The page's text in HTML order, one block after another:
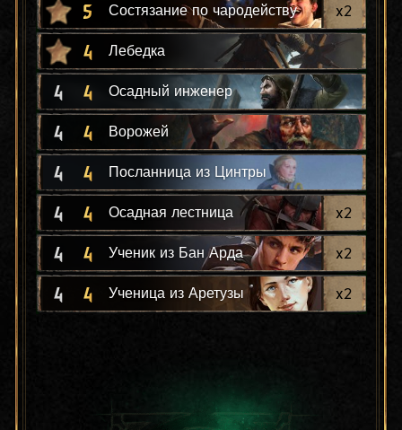
5 Состязание по чародейству x2
4 Лебедка
4 4 Осадный инженер
4 4 Ворожей
4 4 Посланница из Цинтры
4 4 Осадная лестница x2
4 4 Ученик из Бан Арда x2
4 4 Ученица из Аретузы x2